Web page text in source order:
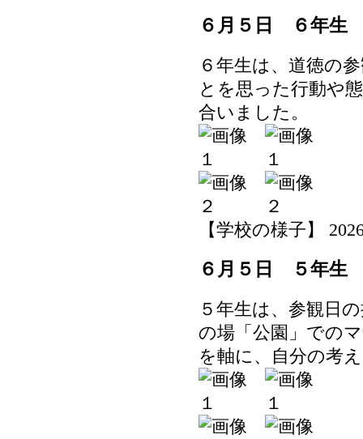
６月５日 ６年生
６年生は、道徳の
とを思った行動や
合いました。
【学校の様子】
６月５日 ５年生
５年生は、参観日
の場「公園」での
を軸に、自分の考